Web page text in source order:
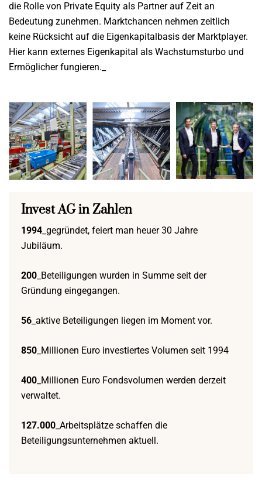
die Rolle von Private Equity als Partner auf Zeit an
Bedeutung zunehmen. Marktchancen nehmen zeitlich
keine Rücksicht auf die Eigenkapitalbasis der Marktplayer.
Hier kann externes Eigenkapital als Wachstumsturbo und
Ermöglicher fungieren._
Invest AG in Zahlen
1994_gegründet, feiert man heuer 30 Jahre
Jubiläum.
200_Beteiligungen wurden in Summe seit der
Gründung eingegangen.
56_aktive Beteiligungen liegen im Moment vor.
850_Millionen Euro investiertes Volumen seit 1994
400_Millionen Euro Fondsvolumen werden derzeit
verwaltet.
127.000_Arbeitsplätze schaffen die
Beteiligungsunternehmen aktuell.